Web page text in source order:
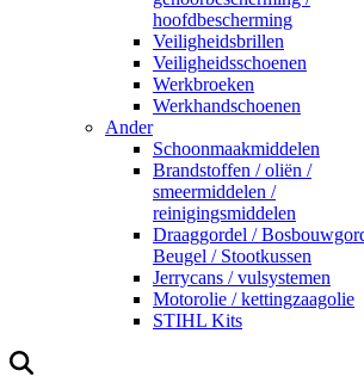
hoofdbescherming
Veiligheidsbrillen
Veiligheidsschoenen
Werkbroeken
Werkhandschoenen
Ander
Schoonmaakmiddelen
Brandstoffen / oliën /
smeermiddelen /
reinigingsmiddelen
Draaggordel /
Beugel / Stootkussen
Jerrycans / vulsystemen
Motorolie / kettingzaagolie
STIHL Kits